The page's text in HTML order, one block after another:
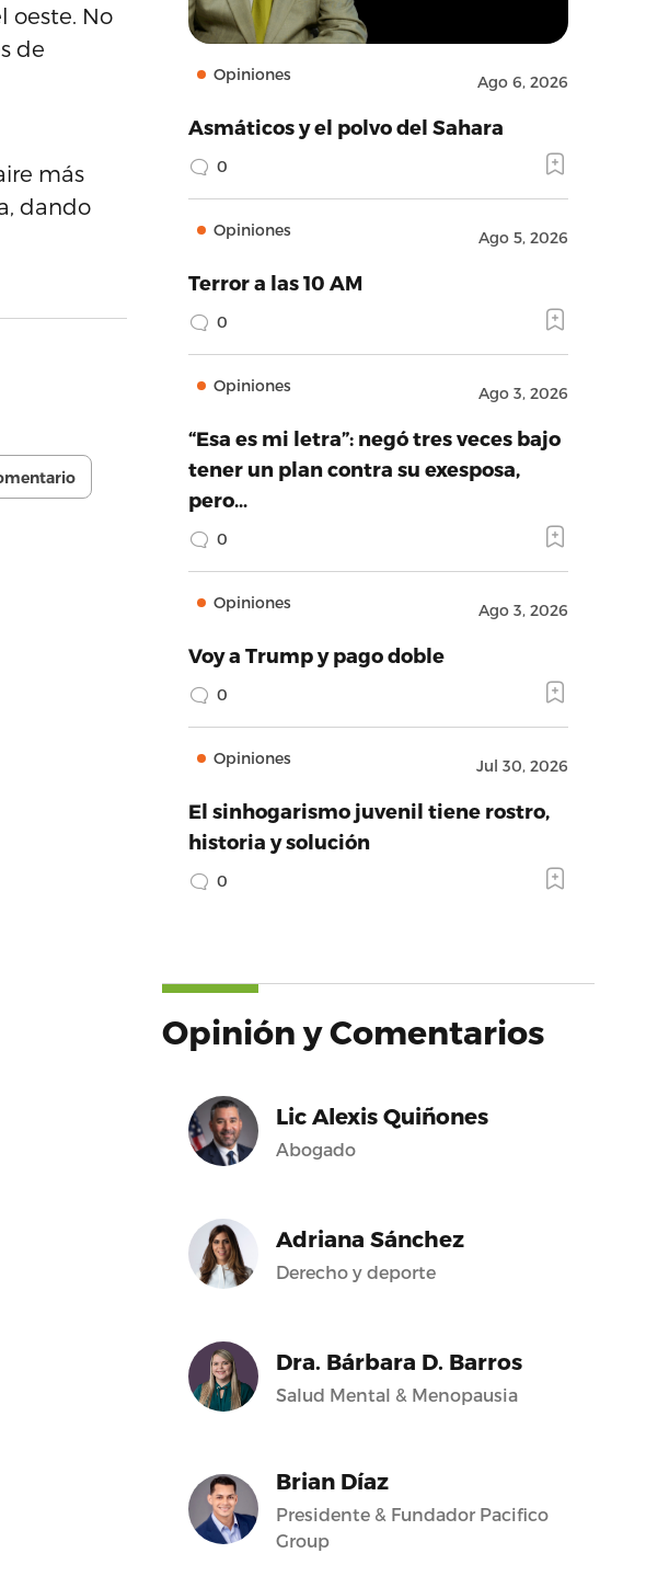
oeste. No
de
más
dando
Opiniones Ago 6, 2026
Asmáticos y el polvo del Sahara
0
Opiniones Ago 5, 2026
Terror a las 10 AM
0
Opiniones Ago 3, 2026
“Esa es mi letra”: negó tres veces bajo
tener un plan contra su exesposa,
pero…
0
Opiniones Ago 3, 2026
Voy a Trump y pago doble
0
Opiniones Jul 30, 2026
El sinhogarismo juvenil tiene rostro,
historia y solución
0
Opinión y Comentarios
Lic Alexis Quiñones
Abogado
Adriana Sánchez
Derecho y deporte
Dra. Bárbara D. Barros
Salud Mental & Menopausia
Brian Díaz
Presidente & Fundador Pacifico
Group